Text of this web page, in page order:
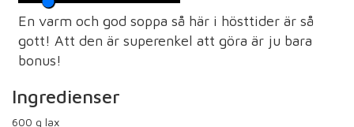
En varm och god soppa så här i hösttider är så
gott! Att den är superenkel att göra är ju bara
bonus!
Ingredienser
600 g lax